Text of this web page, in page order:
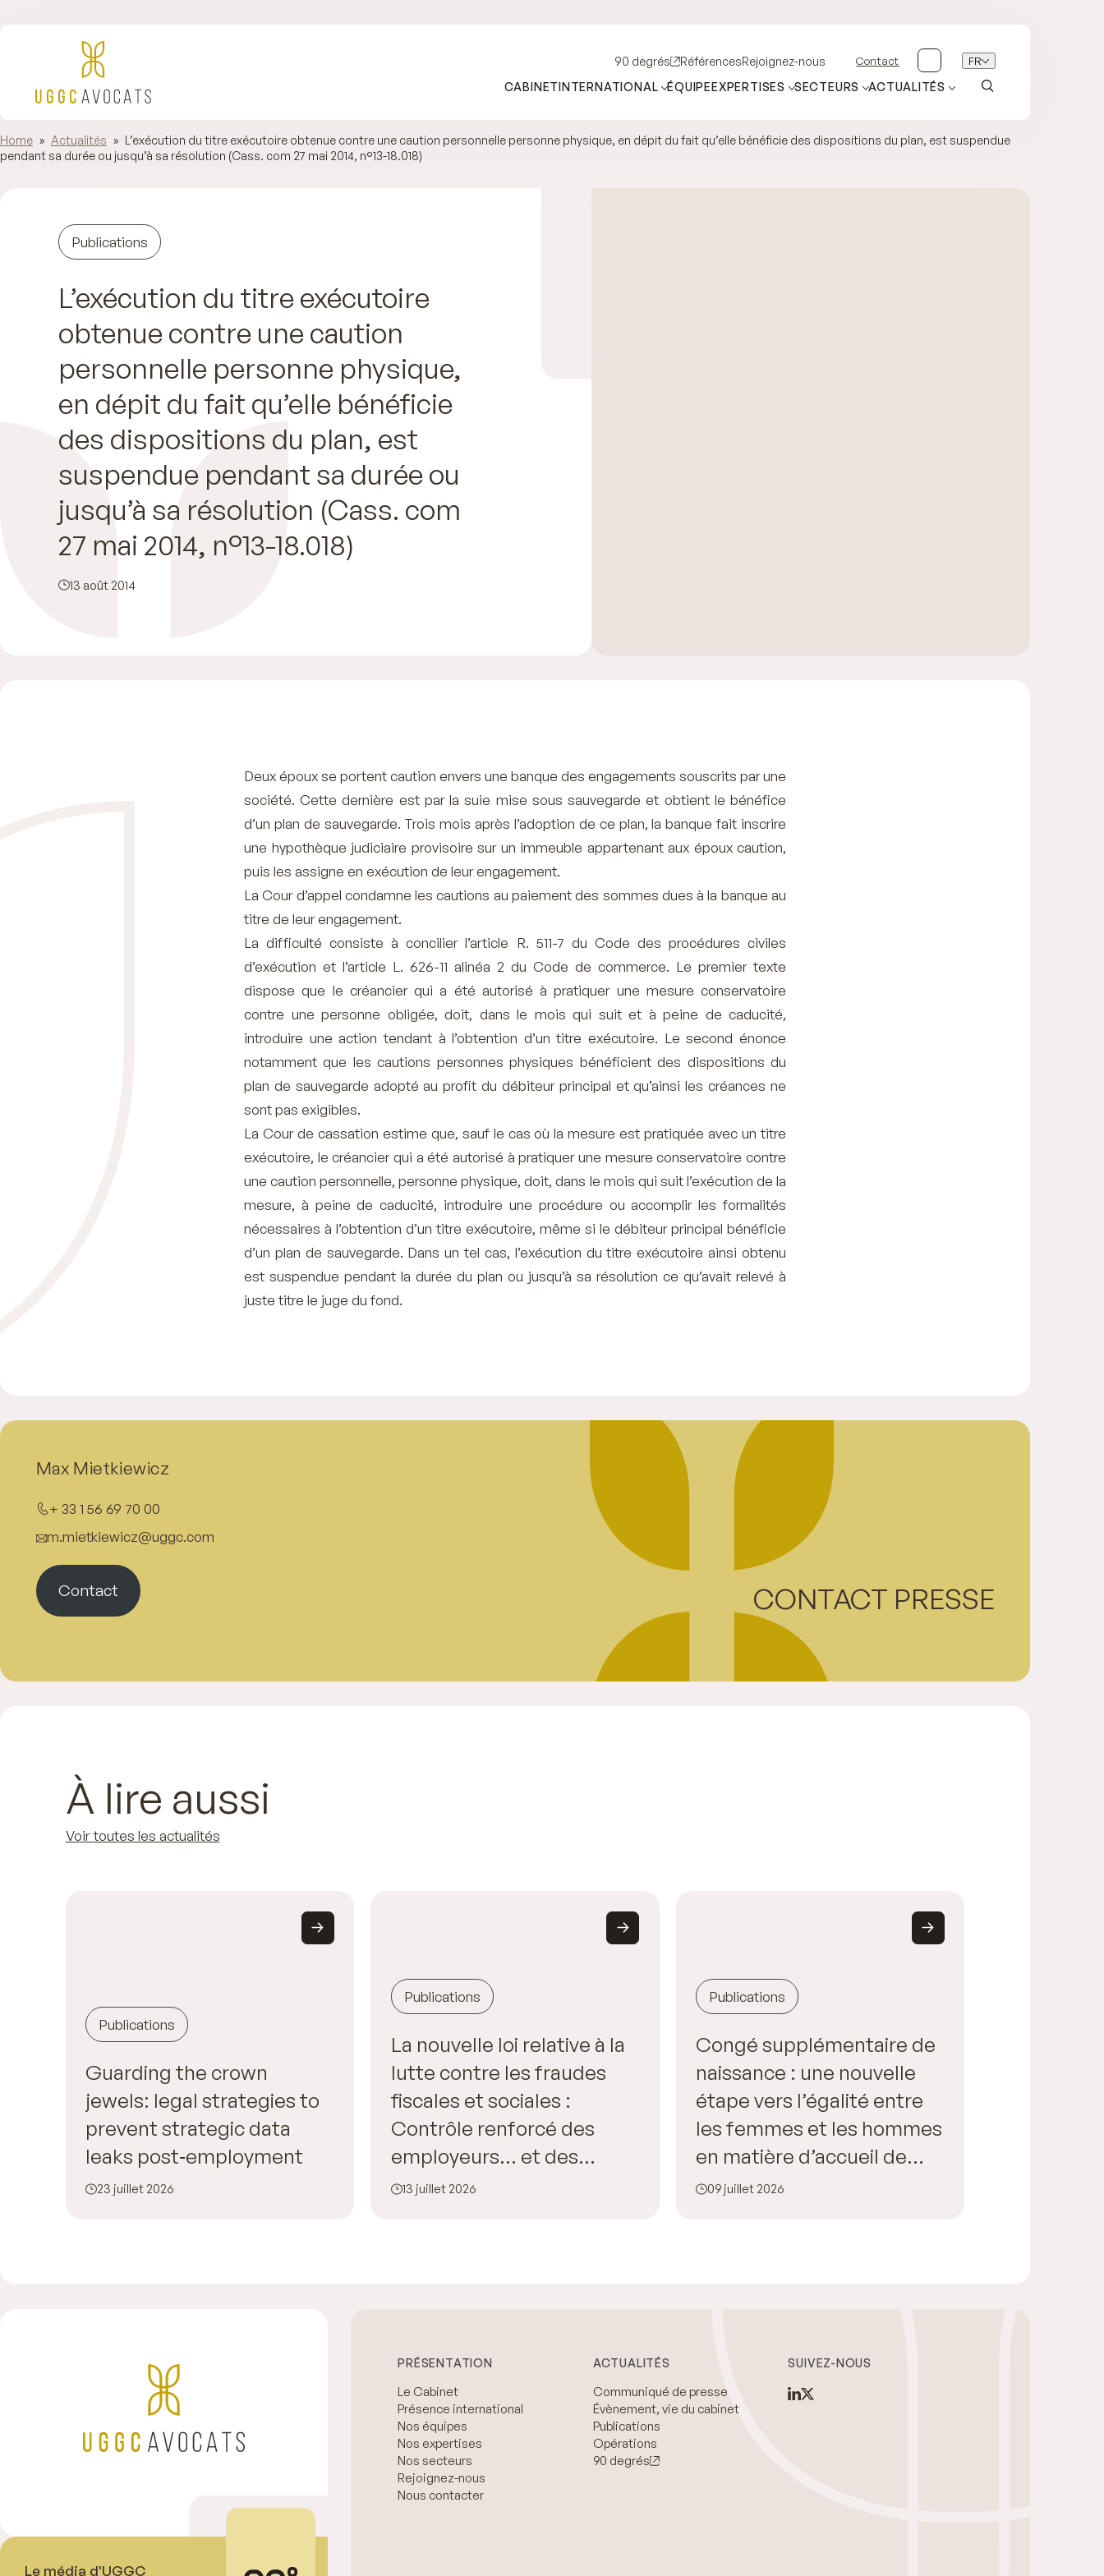
90 degrés RéférencesRejoignez-nous Contact FR
CABINETINTERNATIONAL ÉQUIPEEXPERTISES SECTEURS ACTUALITÉS
Home » Actualités » L’exécution du titre exécutoire obtenue contre une caution personnelle personne physique, en dépit du fait qu’elle bénéficie des dispositions du plan, est suspendue
pendant sa durée ou jusqu’à sa résolution (Cass. com 27 mai 2014, n°13-18.018)
Publications
L’exécution du titre exécutoire
obtenue contre une caution
personnelle personne physique,
en dépit du fait qu’elle bénéficie
des dispositions du plan, est
suspendue pendant sa durée ou
jusqu’à sa résolution (Cass. com
27 mai 2014, n°13-18.018)
13 août 2014
Deux époux se portent caution envers une banque des engagements souscrits par une
société. Cette dernière est par la suie mise sous sauvegarde et obtient le bénéfice
d’un plan de sauvegarde. Trois mois après l’adoption de ce plan, la banque fait inscrire
une hypothèque judiciaire provisoire sur un immeuble appartenant aux époux caution,
puis les assigne en exécution de leur engagement.
La Cour d’appel condamne les cautions au paiement des sommes dues à la banque au
titre de leur engagement.
La difficulté consiste à concilier l’article R. 511-7 du Code des procédures civiles
d’exécution et l’article L. 626-11 alinéa 2 du Code de commerce. Le premier texte
dispose que le créancier qui a été autorisé à pratiquer une mesure conservatoire
contre une personne obligée, doit, dans le mois qui suit et à peine de caducité,
introduire une action tendant à l’obtention d’un titre exécutoire. Le second énonce
notamment que les cautions personnes physiques bénéficient des dispositions du
plan de sauvegarde adopté au profit du débiteur principal et qu’ainsi les créances ne
sont pas exigibles.
La Cour de cassation estime que, sauf le cas où la mesure est pratiquée avec un titre
exécutoire, le créancier qui a été autorisé à pratiquer une mesure conservatoire contre
une caution personnelle, personne physique, doit, dans le mois qui suit l’exécution de la
mesure, à peine de caducité, introduire une procédure ou accomplir les formalités
nécessaires à l’obtention d’un titre exécutoire, même si le débiteur principal bénéficie
d’un plan de sauvegarde. Dans un tel cas, l’exécution du titre exécutoire ainsi obtenu
est suspendue pendant la durée du plan ou jusqu’à sa résolution ce qu’avait relevé à
juste titre le juge du fond.
Max Mietkiewicz
+ 33 1 56 69 70 00
m.mietkiewicz@uggc.com
Contact CONTACT PRESSE
À lire aussi
Voir toutes les actualités
Publications
Guarding the crown
jewels: legal strategies to
prevent strategic data
leaks post‑employment
23 juillet 2026
Publications
La nouvelle loi relative à la
lutte contre les fraudes
fiscales et sociales :
Contrôle renforcé des
employeurs… et des
salariés !
13 juillet 2026
Publications
Congé supplémentaire de
naissance : une nouvelle
étape vers l’égalité entre
les femmes et les hommes
en matière d’accueil de
l’enfant
09 juillet 2026
Le média d'UGGC
PRÉSENTATION
Le Cabinet
Présence international
Nos équipes
Nos expertises
Nos secteurs
Rejoignez-nous
Nous contacter
ACTUALITÉS
Communiqué de presse
Évènement, vie du cabinet
Publications
Opérations
90 degrés
SUIVEZ-NOUS